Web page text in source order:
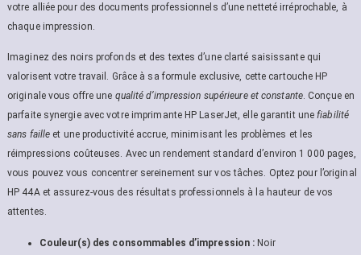
votre alliée pour des documents professionnels d’une netteté irréprochable, à
chaque impression.
Imaginez des noirs profonds et des textes d’une clarté saisissante qui
valorisent votre travail. Grâce à sa formule exclusive, cette cartouche HP
originale vous offre une qualité d’impression supérieure et constante. Conçue en
parfaite synergie avec votre imprimante HP LaserJet, elle garantit unefiabilité
sans faille et une productivité accrue, minimisant les problèmes et les
réimpressions coûteuses. Avec un rendement standard d’environ 1 000 pages,
vous pouvez vous concentrer sereinement sur vos tâches. Optez pour l’original
HP 44A et assurez-vous des résultats professionnels à la hauteur de vos
attentes.
Couleur(s) des consommables d’impression : Noir